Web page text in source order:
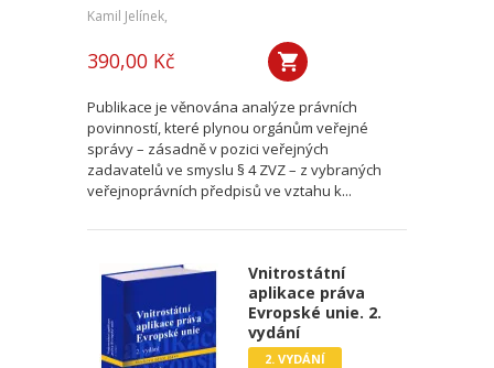
Kamil Jelínek,
390,00 Kč
Publikace je věnována analýze právních
povinností, které plynou orgánům veřejné
správy – zásadně v pozici veřejných
zadavatelů ve smyslu § 4 ZVZ – z vybraných
veřejnoprávních předpisů ve vztahu k...
Vnitrostátní
aplikace práva
Evropské unie. 2.
vydání
2. VYDÁNÍ